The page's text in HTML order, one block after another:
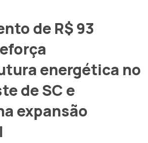
de R$ 93
energética no
de SC e
expansão